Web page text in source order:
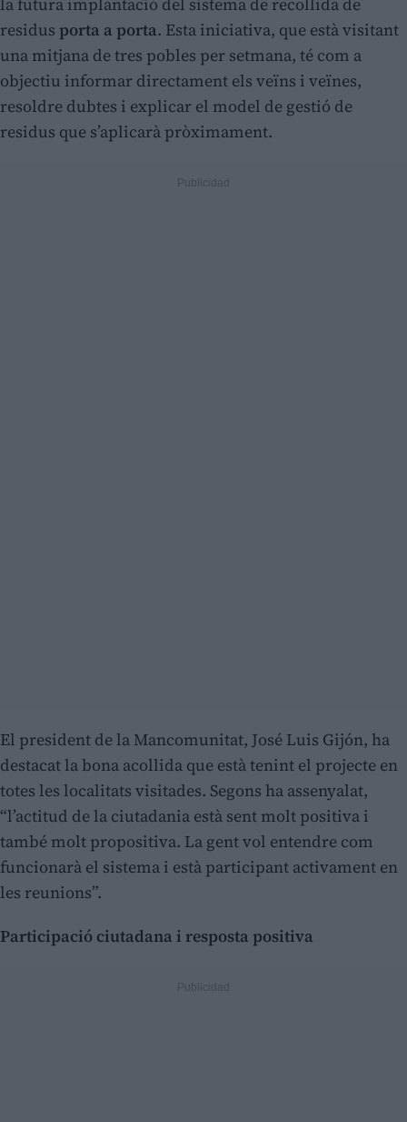
residus porta a porta. Esta iniciativa, que està visitant
una mitjana de tres pobles per setmana, té com a
objectiu informar directament els veïns i veïnes,
resoldre dubtes i explicar el model de gestió de
residus que s’aplicarà pròximament.
El president de la Mancomunitat, José Luis Gijón, ha
destacat la bona acollida que està tenint el projecte en
totes les localitats visitades. Segons ha assenyalat,
“l’actitud de la ciutadania està sent molt positiva i
també molt propositiva. La gent vol entendre com
funcionarà el sistema i està participant activament en
les reunions”.
Participació ciutadana i resposta positiva